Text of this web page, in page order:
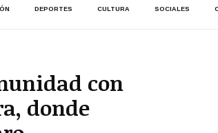
DEPORTES CULTURA SOCIALES
con
donde